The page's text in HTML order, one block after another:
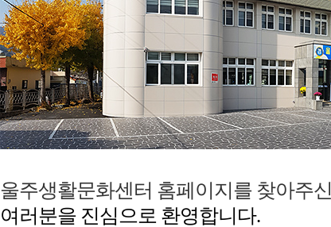
울주생활문화센터 홈페이지를 찾아주신
여러분을 진심으로 환영합니다.